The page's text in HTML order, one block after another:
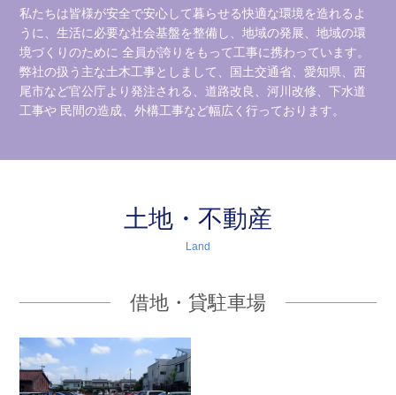
私たちは皆様が安全で安心して暮らせる快適な環境を造れるよ
うに、生活に必要な社会基盤を整備し、地域の発展、地域の環
境づくりのために 全員が誇りをもって工事に携わっています。
弊社の扱う主な土木工事としまして、国土交通省、愛知県、西
尾市など官公庁より発注される、道路改良、河川改修、下水道
工事や 民間の造成、外構工事など幅広く行っております。
土地・不動産
Land
借地・貸駐車場